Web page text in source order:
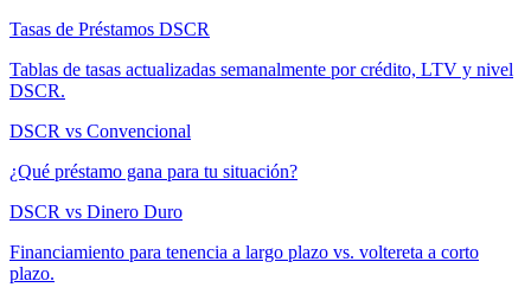
Tasas de Préstamos DSCR
Tablas de tasas actualizadas semanalmente por crédito, LTV y nivel
DSCR.
DSCR vs Convencional
¿Qué préstamo gana para tu situación?
DSCR vs Dinero Duro
Financiamiento para tenencia a largo plazo vs. voltereta a corto
plazo.